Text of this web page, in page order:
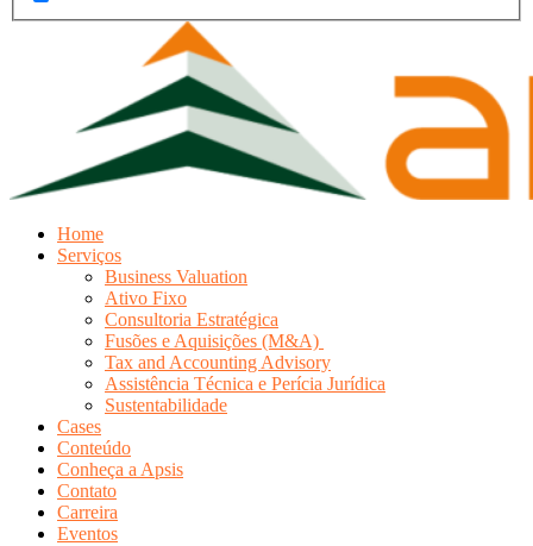
Home
Serviços
Business Valuation
Ativo Fixo
Consultoria Estratégica
Fusões e Aquisições (M&A)
Tax and Accounting Advisory
Assistência Técnica e Perícia Jurídica
Sustentabilidade
Cases
Conteúdo
Conheça a Apsis
Contato
Carreira
Eventos